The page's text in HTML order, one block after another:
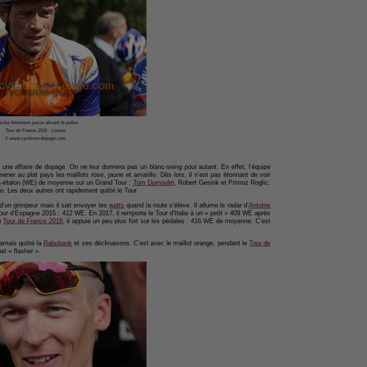
Niermann passe devant la police
Tour de France 2011 - Lisieux
© www.cyclisme-dopage.com
affaire de dopage. On ne leur donnera pas un blanc-seing pour autant. En effet, l’équipe
au plat pays les maillots rose, jaune et amarillo. Dès lors, il n’est pas étonnant de voir
-étalon (WE) de moyenne sur un Grand Tour : Tom Dumoulin, Robert Gesink et Primoz Roglic.
Les deux autres ont rapidement quitté le Tour.
grimpeur mais il sait envoyer leswatts quand la route s’élève. Il allume le radar d’Antoine
d’Espagne 2015 : 412 WE. En 2017, il remporte le Tour d’Italie à un « petit » 409 WE après
Tour de France 2018, il appuie un peu plus fort sur les pédales : 416 WE de moyenne. C’est
quitté la Rabobank et ses déclinaisons. C’est avec le maillot orange, pendant le Tour de
« flasher ».